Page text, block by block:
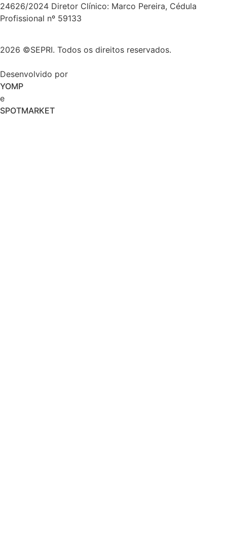
24626/2024 Diretor Clínico: Marco Pereira, Cédula
Profissional nº 59133
2026 ©SEPRI. Todos os direitos reservados.
Desenvolvido por
YOMP
e
SPOTMARKET